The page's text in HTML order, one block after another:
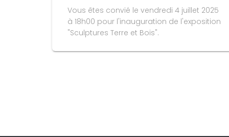
Vous êtes convié le vendredi 4 juillet 2025
à 18h00 pour l'inauguration de l'exposition
"Sculptures Terre et Bois".